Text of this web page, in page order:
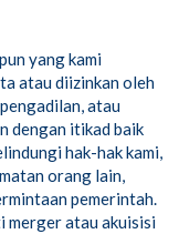
yang kami
atau diizinkan oleh
atau
dengan itikad baik
hak-hak kami,
orang lain,
pemerintah.
merger atau akuisisi